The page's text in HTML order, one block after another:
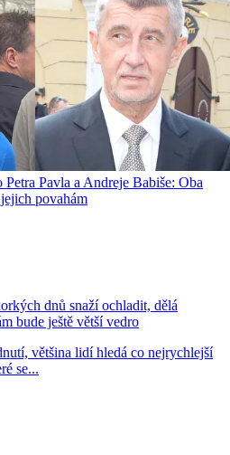
Pavla a Andreje Babiše: Oba
povahám
dnů snaží ochladit, dělá
bude ještě větší vedro
většina lidí hledá co nejrychlejší
se...